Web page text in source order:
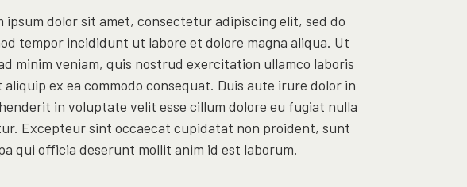
ipsum dolor sit amet, consectetur adipiscing elit, sed do
tempor incididunt ut labore et dolore magna aliqua. Ut
minim veniam, quis nostrud exercitation ullamco laboris
aliquip ex ea commodo consequat. Duis aute irure dolor in
in voluptate velit esse cillum dolore eu fugiat nulla
Excepteur sint occaecat cupidatat non proident, sunt
qui officia deserunt mollit anim id est laborum.